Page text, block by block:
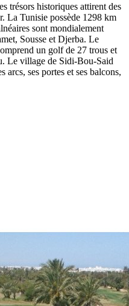
trésors historiques attirent des
La Tunisie possède 1298 km
sont mondialement
Sousse et Djerba. Le
un golf de 27 trous et
Le village de Sidi-Bou-Said
arcs, ses portes et ses balcons,